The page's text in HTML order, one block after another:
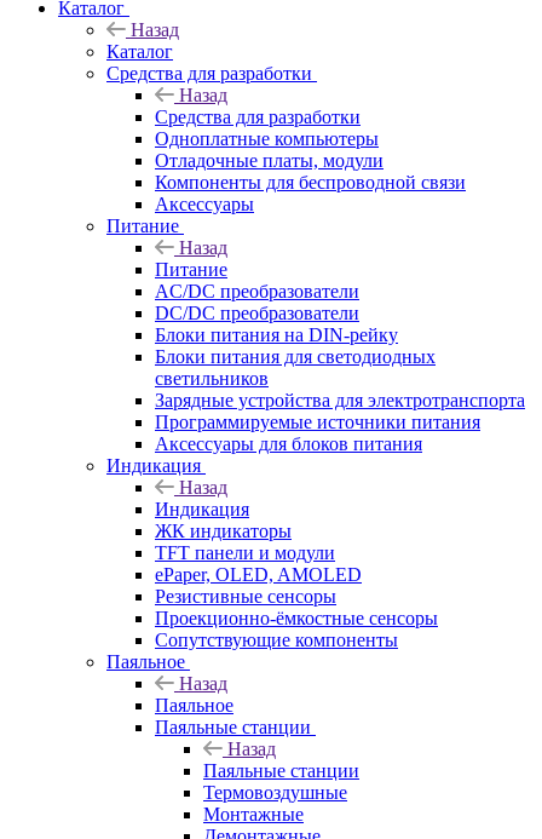
Каталог
Назад
Каталог
Средства для разработки
Назад
Средства для разработки
Одноплатные компьютеры
Отладочные платы, модули
Компоненты для беспроводной связи
Аксессуары
Питание
Назад
Питание
AC/DC преобразователи
DC/DC преобразователи
Блоки питания на DIN-рейку
Блоки питания для светодиодных
светильников
Зарядные устройства для электротранспорта
Программируемые источники питания
Аксессуары для блоков питания
Индикация
Назад
Индикация
ЖК индикаторы
TFT панели и модули
ePaper, OLED, AMOLED
Резистивные сенсоры
Проекционно-ёмкостные сенсоры
Сопутствующие компоненты
Паяльное
Назад
Паяльное
Паяльные станции
Назад
Паяльные станции
Термовоздушные
Монтажные